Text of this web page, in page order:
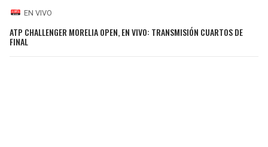
EN VIVO
ATP CHALLENGER MORELIA OPEN, EN VIVO: TRANSMISIÓN CUARTOS DE
FINAL